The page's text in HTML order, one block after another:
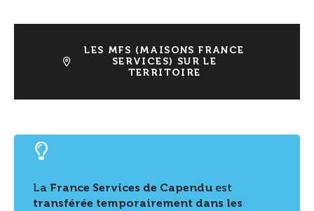
LES MFS (MAISONS FRANCE
SERVICES) SUR LE
TERRITOIRE
La France Services de Capendu est
transférée temporairement dans les